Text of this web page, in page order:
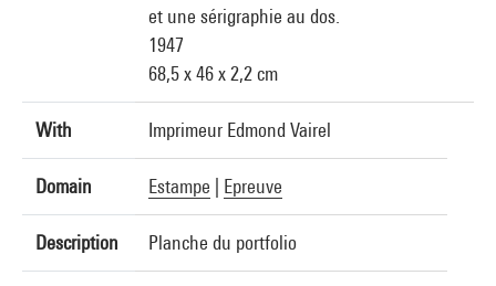
et une sérigraphie au dos.
1947
68,5 x 46 x 2,2 cm
With Imprimeur Edmond Vairel
Domain Estampe Epreuve
Description Planche du portfolio